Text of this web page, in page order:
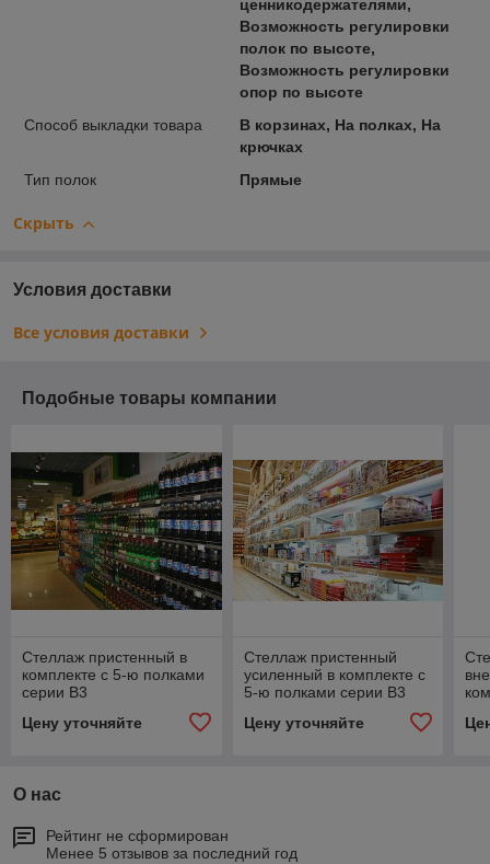
ценникодержателями,
Возможность регулировки
полок по высоте,
Возможность регулировки
опор по высоте
Способ выкладки товара
В корзинах, На полках, На
крючках
Тип полок
Прямые
Скрыть
Условия доставки
Все условия доставки
Подобные товары компании
Стеллаж пристенный в
комплекте с 5-ю полками
серии В3
Цену уточняйте
Стеллаж пристенный
усиленный в комплекте с
5-ю полками серии В3
Цену уточняйте
О нас
Рейтинг не сформирован
Менее 5 отзывов за последний год